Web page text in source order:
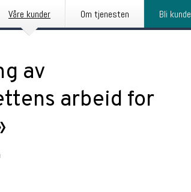
Våre kunder Om tjenesten Bli kunde
av
arbeid for